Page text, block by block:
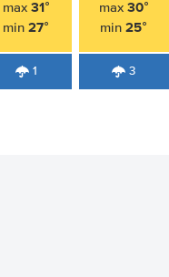
max 31°
min27°
1
max 30°
min25°
3